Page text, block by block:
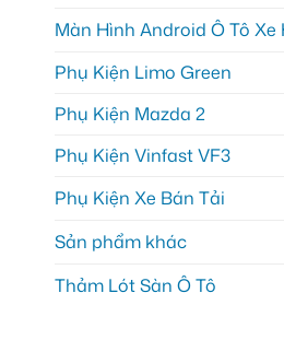
Màn Hình Android Ô Tô Xe
Phụ Kiện Limo Green
Phụ Kiện Mazda 2
Phụ Kiện Vinfast VF3
Phụ Kiện Xe Bán Tải
Sản phẩm khác
Thảm Lót Sàn Ô Tô